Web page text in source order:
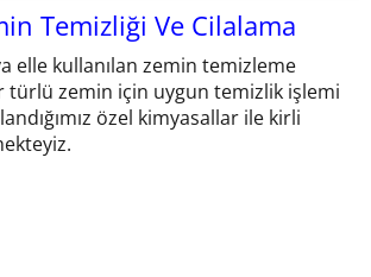
Temizliği Ve Cilalama
elle kullanılan zemin temizleme
türlü zemin için uygun temizlik işlemi
özel kimyasallar ile kirli